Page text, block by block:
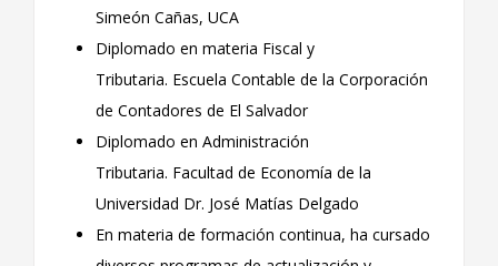
Simeón Cañas, UCA
Diplomado en materia Fiscal y
Tributaria. Escuela Contable de la Corporación
de Contadores de El Salvador
Diplomado en Administración
Tributaria. Facultad de Economía de la
Universidad Dr. José Matías Delgado
En materia de formación continua, ha cursado